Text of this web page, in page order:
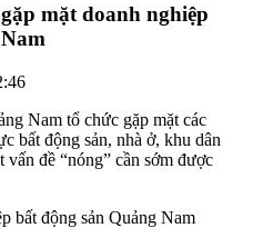
mặt doanh nghiệp
Nam tổ chức gặp mặt các
bất động sản, nhà ở, khu dân
đề “nóng” cần sớm được
bất động sản Quảng Nam